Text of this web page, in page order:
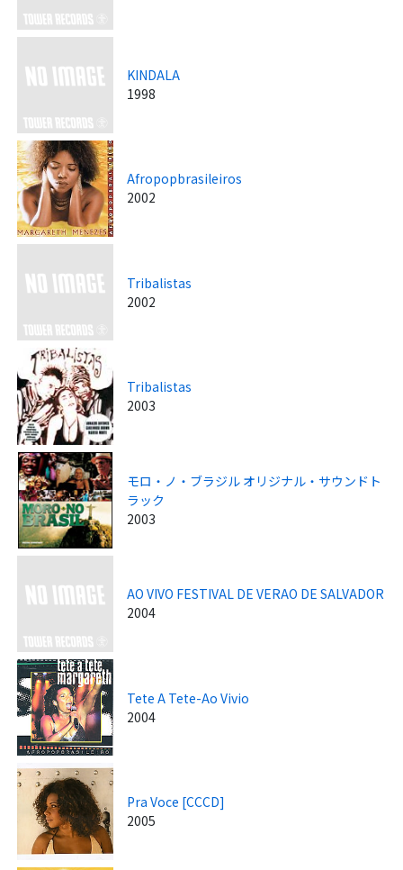
KINDALA
1998
Afropopbrasileiros
2002
Tribalistas
2002
Tribalistas
2003
モロ・ノ・ブラジル オリジナル・サウンドト
ラック
2003
AO VIVO FESTIVAL DE VERAO DE SALVADOR
2004
Tete A Tete-Ao Vivio
2004
Pra Voce [CCCD]
2005